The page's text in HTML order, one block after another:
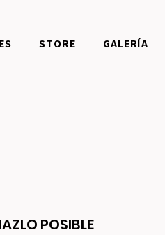
STORE GALERÍA
POSIBLE